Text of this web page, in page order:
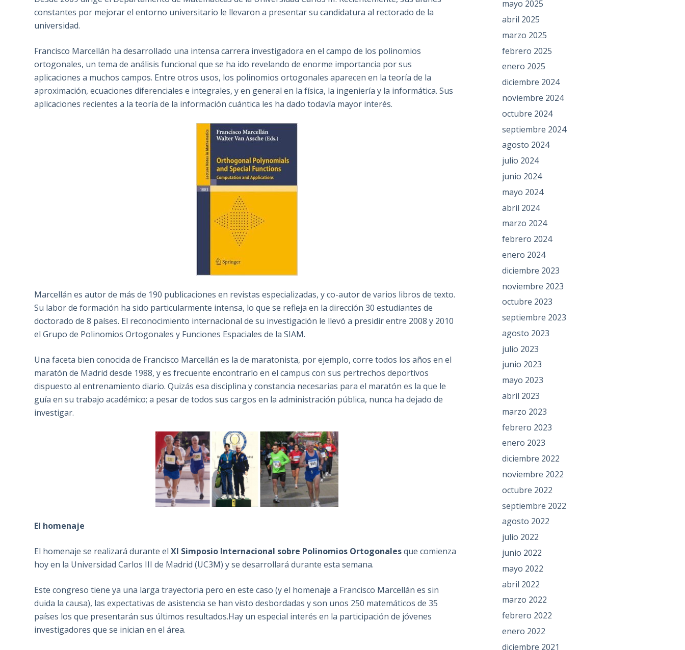
constantes por mejorar el entorno universitario le llevaron a presentar su candidatura al rectorado de la
universidad.
Francisco Marcellán ha desarrollado una intensa carrera investigadora en el campo de los polinomios
ortogonales, un tema de análisis funcional que se ha ido revelando de enorme importancia por sus
aplicaciones a muchos campos. Entre otros usos, los polinomios ortogonales aparecen en la teoría de la
aproximación, ecuaciones diferenciales e integrales, y en general en la física, la ingeniería y la informática. Sus
aplicaciones recientes a la teoría de la información cuántica les ha dado todavía mayor interés.
Marcellán es autor de más de 190 publicaciones en revistas especializadas, y co-autor de varios libros de texto.
Su labor de formación ha sido particularmente intensa, lo que se refleja en la dirección 30 estudiantes de
doctorado de 8 países. El reconocimiento internacional de su investigación le llevó a presidir entre 2008 y 2010
el Grupo de Polinomios Ortogonales y Funciones Espaciales de la SIAM.
Una faceta bien conocida de Francisco Marcellán es la de maratonista, por ejemplo, corre todos los años en el
maratón de Madrid desde 1988, y es frecuente encontrarlo en el campus con sus pertrechos deportivos
dispuesto al entrenamiento diario. Quizás esa disciplina y constancia necesarias para el maratón es la que le
guía en su trabajo académico; a pesar de todos sus cargos en la administración pública, nunca ha dejado de
investigar.
El homenaje
El homenaje se realizará durante elXI Simposio Internacional sobre Polinomios Ortogonalesque comienza
hoy en la Universidad Carlos III de Madrid (UC3M) y se desarrollará durante esta semana.
Este congreso tiene ya una larga trayectoria pero en este caso (y el homenaje a Francisco Marcellán es sin
duida la causa), las expectativas de asistencia se han visto desbordadas y son unos 250 matemáticos de 35
países los que presentarán sus últimos resultados.Hay un especial interés en la participación de jóvenes
investigadores que se inician en el área.
mayo 2025
abril 2025
marzo 2025
febrero 2025
enero 2025
diciembre 2024
noviembre 2024
octubre 2024
septiembre 2024
agosto 2024
julio 2024
junio 2024
mayo 2024
abril 2024
marzo 2024
febrero 2024
enero 2024
diciembre 2023
noviembre 2023
octubre 2023
septiembre 2023
agosto 2023
julio 2023
junio 2023
mayo 2023
abril 2023
marzo 2023
febrero 2023
enero 2023
diciembre 2022
noviembre 2022
octubre 2022
septiembre 2022
agosto 2022
julio 2022
junio 2022
mayo 2022
abril 2022
marzo 2022
febrero 2022
enero 2022
diciembre 2021